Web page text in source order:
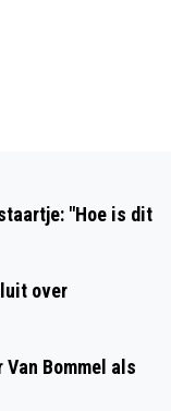
"Hoe is dit
over
Bommel als